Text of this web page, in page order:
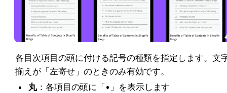
各目次項目の頭に付ける記号の種類を指定します。文
揃えが「左寄せ」のときのみ有効です。
丸：各項目の頭に「•」を表示します